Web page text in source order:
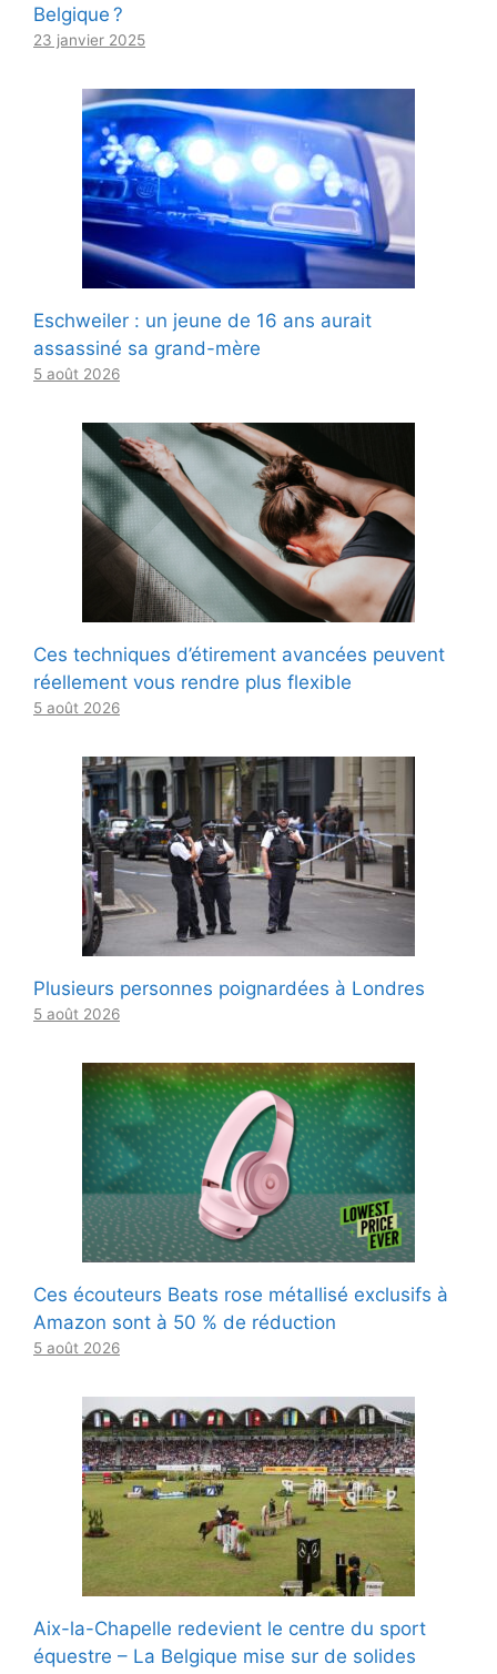
Belgique ?
23 janvier 2025
Eschweiler : un jeune de 16 ans aurait
assassiné sa grand-mère
5 août 2026
Ces techniques d’étirement avancées peuvent
réellement vous rendre plus flexible
5 août 2026
Plusieurs personnes poignardées à Londres
5 août 2026
Ces écouteurs Beats rose métallisé exclusifs à
Amazon sont à 50 % de réduction
5 août 2026
Aix-la-Chapelle redevient le centre du sport
équestre – La Belgique mise sur de solides